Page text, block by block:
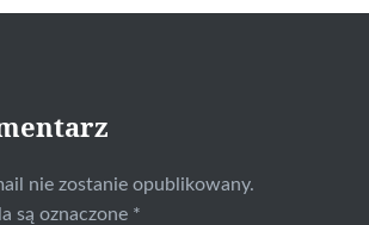
nie zostanie opublikowany.
są oznaczone *